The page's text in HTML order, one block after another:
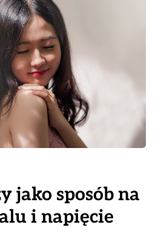
jako sposób na
i napięcie